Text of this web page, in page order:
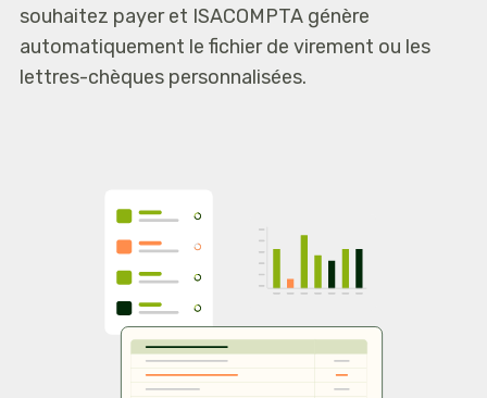
souhaitez payer et ISACOMPTA génère
automatiquement le fichier de virement ou les
lettres-chèques personnalisées.